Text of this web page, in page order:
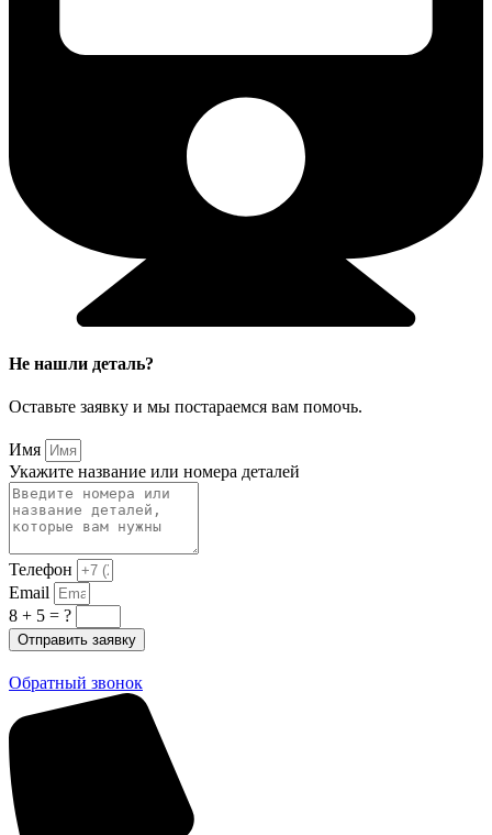
Не нашли деталь?
Оставьте заявку и мы постараемся вам помочь.
Имя
Укажите название или номера деталей
Телефон
Email
8 + 5 = ?
Отправить заявку
Обратный звонок